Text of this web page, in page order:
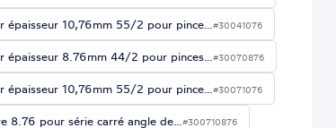
épaisseur 10,76mm 55/2 pour pince… #30041076
épaisseur 8.76mm 44/2 pour pinces… #30070876
épaisseur 10,76mm 55/2 pour pince… #30071076
8.76 pour série carré angle de… #300710876